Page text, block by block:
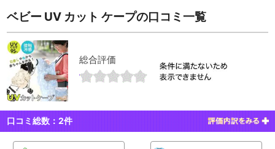
ベビー UV カット ケープの口コミ一覧
総合評価
口コミ総数：2件